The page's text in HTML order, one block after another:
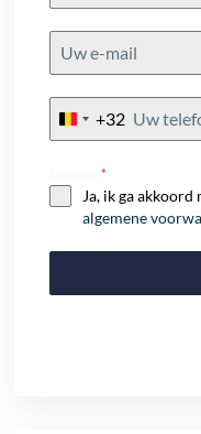
Belgium
+32
Consent*
Ja, ik ga akkoord
algemene